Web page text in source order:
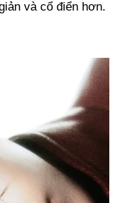
và cổ điển hơn.